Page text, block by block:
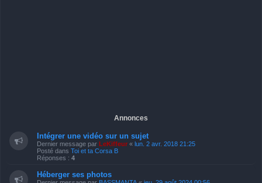
Annonces
Intégrer une vidéo sur un sujet
Dernier message par LeKiffeur « lun. 2 avr. 2018 21:25
Posté dans Toi et ta Corsa B
Réponses : 4
Héberger ses photos